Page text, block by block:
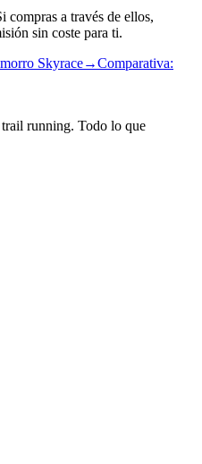
compras a través de ellos,
sin coste para ti.
Skyrace→Comparativa:
trail running. Todo lo que